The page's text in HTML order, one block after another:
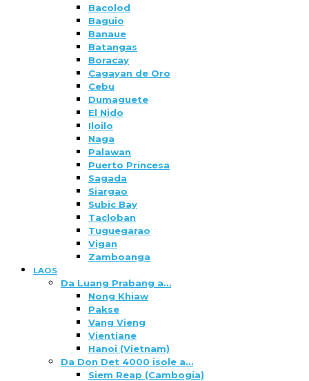
Bacolod
Baguio
Banaue
Batangas
Boracay
Cagayan de Oro
Cebu
Dumaguete
El Nido
Iloilo
Naga
Palawan
Puerto Princesa
Sagada
Siargao
Subic Bay
Tacloban
Tuguegarao
Vigan
Zamboanga
LAOS
Da Luang Prabang a…
Nong Khiaw
Pakse
Vang Vieng
Vientiane
Hanoi (Vietnam)
Da Don Det 4000 isole a…
Siem Reap (Cambogia)